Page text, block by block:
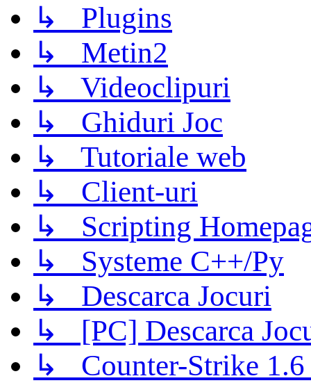
↳ Plugins
↳ Metin2
↳ Videoclipuri
↳ Ghiduri Joc
↳ Tutoriale web
↳ Client-uri
↳ Scripting
↳ Systeme C++/Py
↳ Descarca Jocuri
↳ [PC] Descarca
↳ Counter-Strike 1.6